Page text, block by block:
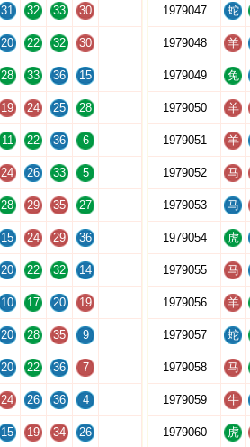
31 32 33 30
20 22 32 30
28 33 36 15
19 24 25 28
11 22 36 6
24 26 33 5
28 29 35 27
15 24 29 36
20 22 32 14
10 17 20 19
20 28 35 9
20 22 36 7
24 26 36 4
15 19 34 26
1979047 蛇
1979048 羊
1979049 兔
1979050 羊
1979051 羊
1979052 马
1979053 马
1979054 虎
1979055 马
1979056 羊
1979057 蛇
1979058 马
1979059 牛
1979060 虎